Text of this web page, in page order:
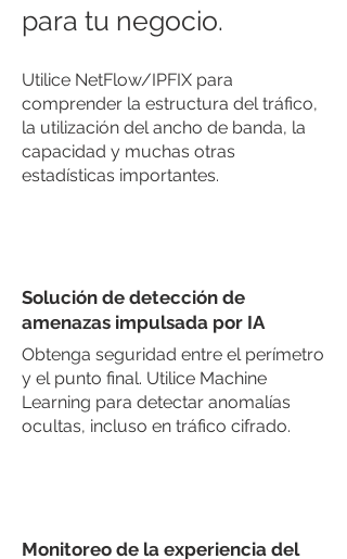
para tu negocio.
Utilice NetFlow/IPFIX para
comprender la estructura del tráfico,
la utilización del ancho de banda, la
capacidad y muchas otras
estadísticas importantes.
Solución de detección de
amenazas impulsada por IA
Obtenga seguridad entre el perímetro
y el punto final. Utilice Machine
Learning para detectar anomalías
ocultas, incluso en tráfico cifrado.
Monitoreo de la experiencia del